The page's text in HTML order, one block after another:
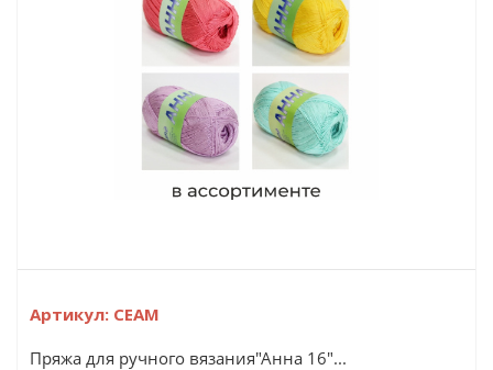
Артикул: СЕАМ
Пряжа для ручного вязания"Анна 16"...